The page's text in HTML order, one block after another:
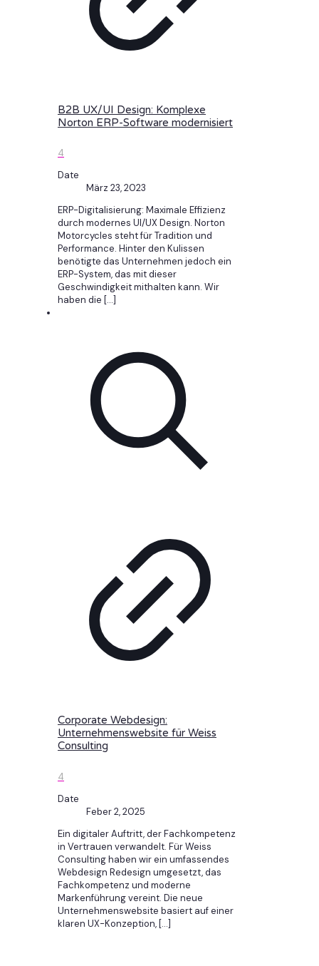
B2B UX/UI Design: Komplexe
Norton ERP-Software modernisiert
4
Date
März 23, 2023
ERP-Digitalisierung: Maximale Effizienz
durch modernes UI/UX Design. Norton
Motorcycles steht für Tradition und
Performance. Hinter den Kulissen
benötigte das Unternehmen jedoch ein
ERP-System, das mit dieser
Geschwindigkeit mithalten kann. Wir
haben die […]
Corporate Webdesign:
Unternehmenswebsite für Weiss
Consulting
4
Date
Feber 2, 2025
Ein digitaler Auftritt, der Fachkompetenz
in Vertrauen verwandelt. Für Weiss
Consulting haben wir ein umfassendes
Webdesign Redesign umgesetzt, das
Fachkompetenz und moderne
Markenführung vereint. Die neue
Unternehmenswebsite basiert auf einer
klaren UX-Konzeption, […]